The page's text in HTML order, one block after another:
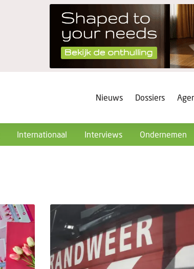
Nieuws Dossiers
Internationaal Interviews Ondernemen